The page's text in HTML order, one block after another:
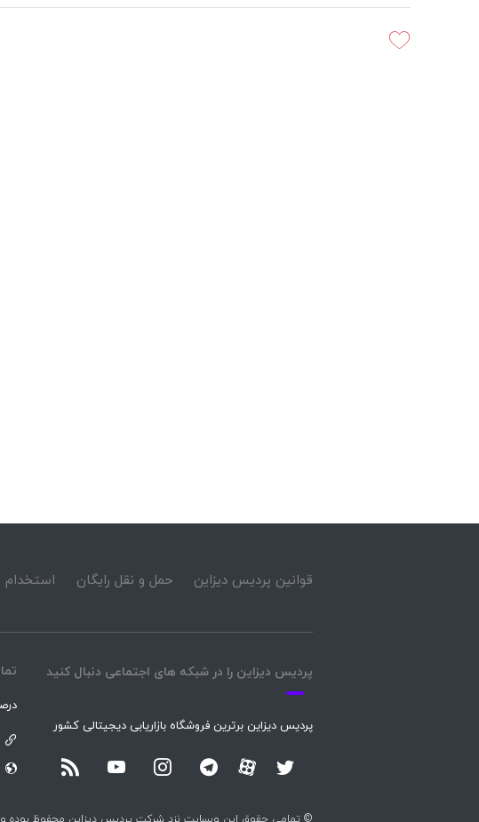
قوانین پردیس دیزاین حمل و نقل رایگان استخدام
پردیس دیزاین را در شبکه های اجتماعی دنبال کنید
پردیس دیزاین برترین فروشگاه بازاریابی دیجیتالی کشور